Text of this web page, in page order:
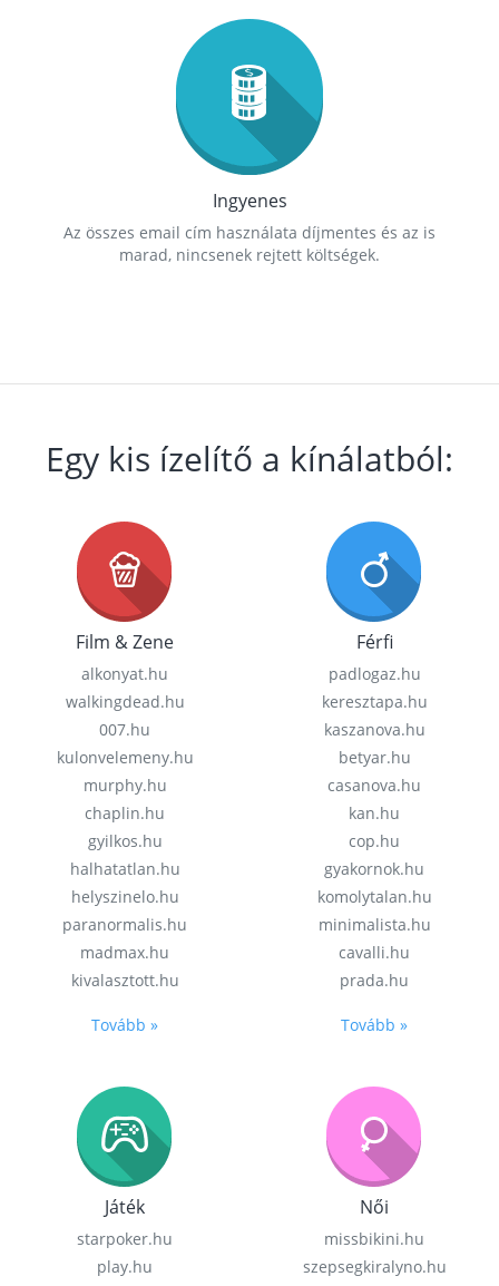
Ingyenes
Az összes email cím használata díjmentes és az is
marad, nincsenek rejtett költségek.
Egy kis ízelítő a kínálatból:
Film & Zene
alkonyat.hu
walkingdead.hu
007.hu
kulonvelemeny.hu
murphy.hu
chaplin.hu
gyilkos.hu
halhatatlan.hu
helyszinelo.hu
paranormalis.hu
madmax.hu
kivalasztott.hu
Tovább »
Férfi
padlogaz.hu
keresztapa.hu
kaszanova.hu
betyar.hu
casanova.hu
kan.hu
cop.hu
gyakornok.hu
komolytalan.hu
minimalista.hu
cavalli.hu
prada.hu
Tovább »
Játék
starpoker.hu
play.hu
Női
missbikini.hu
szepsegkiralyno.hu